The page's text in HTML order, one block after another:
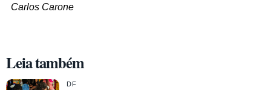
Carlos Carone
Leia também
DF